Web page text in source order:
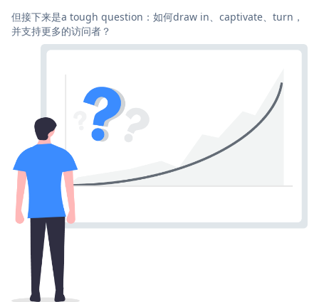
但接下来是a tough question：如何draw in、captivate、turn，
并支持更多的访问者？